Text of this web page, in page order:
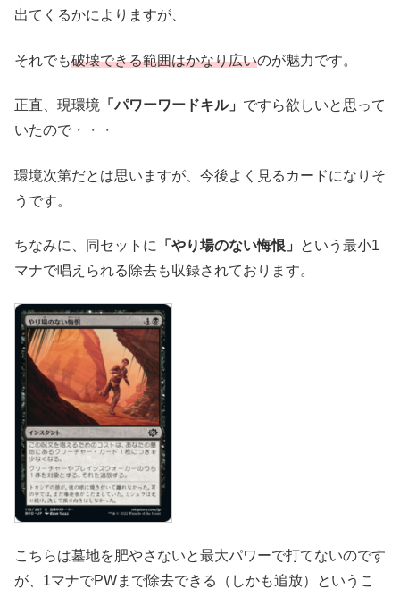
出てくるかによりますが、
それでも破壊できる範囲はかなり広いのが魅力です。
正直、現環境 「パワーワードキル」 ですら欲しいと思って
いたので・・・
環境次第だとは思いますが、今後よく見るカードになりそ
うです。
ちなみに、同セットに 「やり場のない悔恨」
という最小1
マナで唱えられる除去も収録されております。
こちらは墓地を肥やさないと最大パワーで打てないのです
が、1マナでPWまで除去できる（しかも追放）というこ